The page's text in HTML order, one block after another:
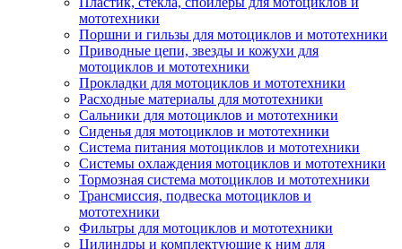
мототехники
Поршни и гильзы для мотоциклов и мототехники
Приводные цепи, звезды и кожухи для
мотоциклов и мототехники
Прокладки для мотоциклов и мототехники
Расходные материалы для мототехники
Сальники для мотоциклов и мототехники
Сиденья для мотоциклов и мототехники
Система питания мотоциклов и мототехники
Системы охлаждения мотоциклов и мототехники
Тормозная система мотоциклов и мототехники
Трансмиссия, подвеска мотоциклов и
мототехники
Фильтры для мотоциклов и мототехники
Цилиндры и комплектующие к ним для